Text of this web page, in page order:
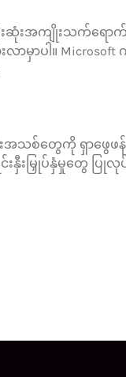
းဆုံးအကျိုးသက်ရောက်မှ
မှာပါ။ Microsoft
အသစ်တွေကို ရှာဖွေဖန်
နှီးမြှုပ်နှံမှုတွေ ပြုလု